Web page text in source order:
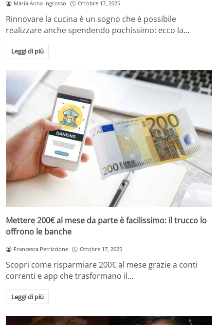
Maria Anna Ingrosso Ottobre 17, 2025
Rinnovare la cucina è un sogno che è possibile
realizzare anche spendendo pochissimo: ecco la…
Leggi di più
Mettere 200€ al mese da parte è facilissimo: il trucco lo
offrono le banche
Francesca Petriccione Ottobre 17, 2025
Scopri come risparmiare 200€ al mese grazie a conti
correnti e app che trasformano il…
Leggi di più